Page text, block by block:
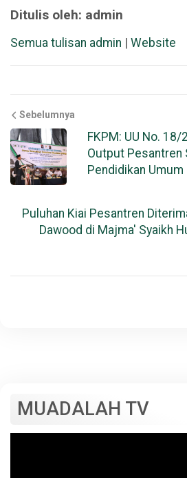
Ditulis oleh: admin
Semua tulisan admin | Website
Sebelumnya
FKPM: UU No.
Output Pesantren
Pendidikan Umum
Puluhan Kiai Pesantren
Dawood di Majma' Syaikh
MUADALAH TV